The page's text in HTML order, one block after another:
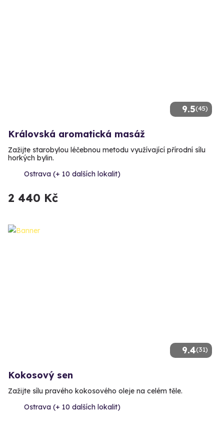
9.5(45)
Královská aromatická masáž
Zažijte starobylou léčebnou metodu využívající přírodní sílu
horkých bylin.
Ostrava (+ 10 dalších lokalit)
2 440 Kč
9.4(31)
Kokosový sen
Zažijte sílu pravého kokosového oleje na celém těle.
Ostrava (+ 10 dalších lokalit)